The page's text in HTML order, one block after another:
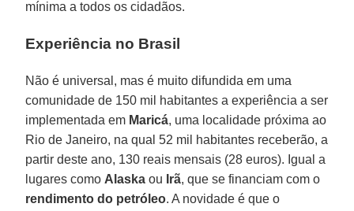
mínima a todos os cidadãos.
Experiência no Brasil
Não é universal, mas é muito difundida em uma
comunidade de 150 mil habitantes a experiência a ser
implementada em Maricá, uma localidade próxima ao
Rio de Janeiro, na qual 52 mil habitantes receberão, a
partir deste ano, 130 reais mensais (28 euros). Igual a
lugares como Alaska ou Irã, que se financiam com o
rendimento do petróleo. A novidade é que o